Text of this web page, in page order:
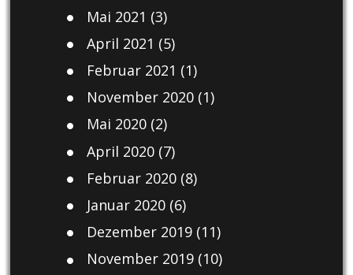
Mai 2021 (3)
April 2021 (5)
Februar 2021 (1)
November 2020(1)
Mai 2020(2)
April 2020(7)
Februar 2020(8)
Januar 2020(6)
Dezember 2019(11)
November 2019(10)